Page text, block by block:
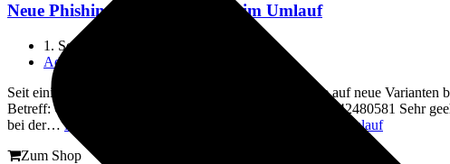
Neue Phishing eMail Varianten im Umlauf
1. September 2014
Administration
Seit einiger Zeit erreichen uns Berichte von Kunden, die auf neue
Betreff: Offene Rechnung 29.08.2014 Buchungsnummer 42480581 Sehr
bei der…Read More »
Neue Phishing eMail Varianten im Umlauf
Zum Shop